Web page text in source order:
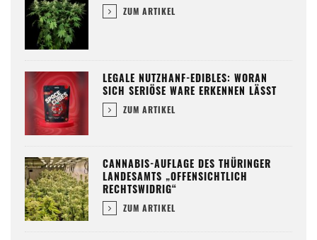
ZUM ARTIKEL
LEGALE NUTZHANF-EDIBLES: WORAN
SICH SERIÖSE WARE ERKENNEN LÄSST
ZUM ARTIKEL
CANNABIS-AUFLAGE DES THÜRINGER
LANDESAMTS „OFFENSICHTLICH
RECHTSWIDRIG“
ZUM ARTIKEL